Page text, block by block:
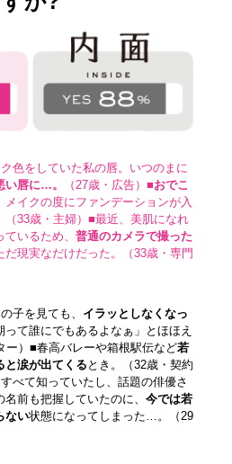
色をしていた私の唇。いつのまに
い唇に…。 （27歳・広告）■おでこ
メイクの度にファンデーションが入
（33歳・主婦）■最近、美肌になれ
ているため、普通のカメラで撮った
だ現実なだけだった。（33歳・専門
子を見ても、 イラッとしなくなっ
て誰にでもあるよなぁ」とほほえ
ー）■春高バレーや箱根駅伝など若
と涙が出てくる とき。（32歳・契約
べて知っていたし、話題の俳優さ
名前も把握していたのに、今では若
ない状態になってしまった…。（29